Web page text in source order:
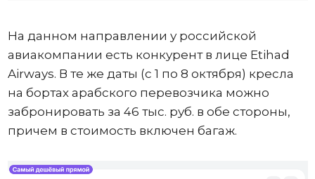
На данном направлении у российской
авиакомпании есть конкурент в лице Etihad
Airways. В те же даты (с 1 по 8 октября) кресла
на бортах арабского перевозчика можно
забронировать за 46 тыс. руб. в обе стороны,
причем в стоимость включен багаж.